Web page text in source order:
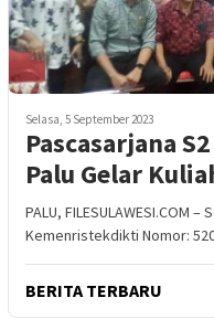
Selasa, 5 September 2023
Pascasarjana
Palu Gelar
PALU, FILESULAWESI.COM
Kemenristekdikti Nomor:
BERITA TERBARU